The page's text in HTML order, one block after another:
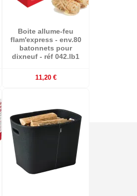
Boite allume-feu
flam'express - env.80
batonnets pour
dixneuf - réf 042.lb1
11,20 €